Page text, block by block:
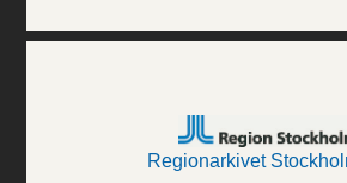
Regionarkivet